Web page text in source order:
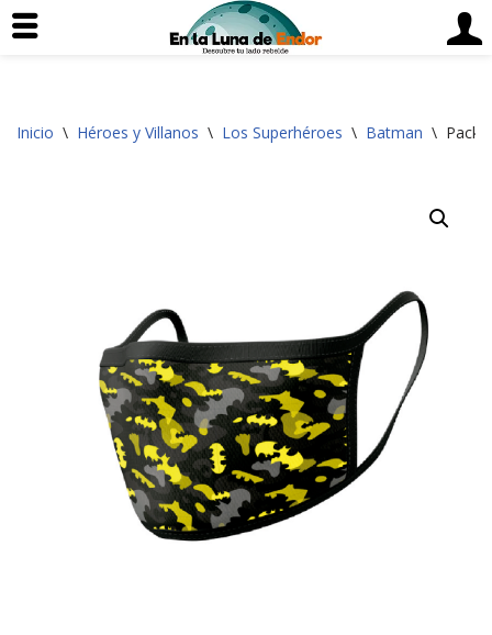
al
Inicio \ Héroes y Villanos \ Los Superhéroes \ Batman \ Pack